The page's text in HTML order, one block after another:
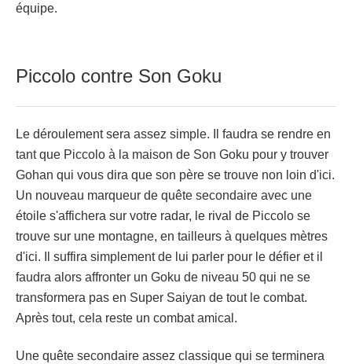
équipe.
Piccolo contre Son Goku
Le déroulement sera assez simple. Il faudra se rendre en
tant que Piccolo à la maison de Son Goku pour y trouver
Gohan qui vous dira que son père se trouve non loin d'ici.
Un nouveau marqueur de quête secondaire avec une
étoile s'affichera sur votre radar, le rival de Piccolo se
trouve sur une montagne, en tailleurs à quelques mètres
d'ici. Il suffira simplement de lui parler pour le défier et il
faudra alors affronter un Goku de niveau 50 qui ne se
transformera pas en Super Saiyan de tout le combat.
Après tout, cela reste un combat amical.
Une quête secondaire assez classique qui se terminera